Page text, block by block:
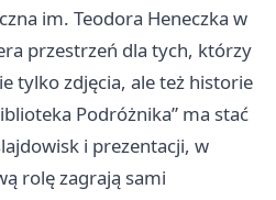
im. Teodora Heneczka w
przestrzeń dla tych, którzy
tylko zdjęcia, ale też historie
Podróżnika” ma stać
i prezentacji, w
rolę zagrają sami